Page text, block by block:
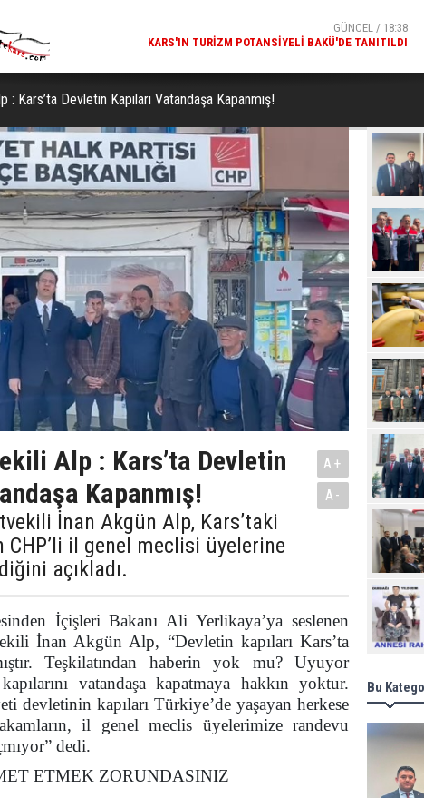
GÜNCEL / 18:37
Kars’ta Devletin Kapıları Vatandaşa Kapanmış!
Alp : Kars’ta Devletin
Kapanmış!
İnan Akgün Alp, Kars’taki
CHP’li il genel meclisi üyelerine
açıkladı.
A+
A-
İçişleri Bakanı Ali Yerlikaya’ya seslenen
İnan Akgün Alp, “Devletin kapıları Kars’ta
Teşkilatından haberin yok mu? Uyuyor
vatandaşa kapatmaya hakkın yoktur.
devletinin kapıları Türkiye’de yaşayan herkese
il genel meclis üyelerimize randevu
dedi.
ETMEK ZORUNDASINIZ
Ziyaret
Bu